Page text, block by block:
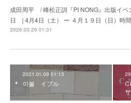
成田周平 / 峰松正訓『PI NONG』出版イベ
日 | 4月4日（土） ー ４月１９日（日
2026.03.29 01:31
2021.01.09 01:13
이불 イブル